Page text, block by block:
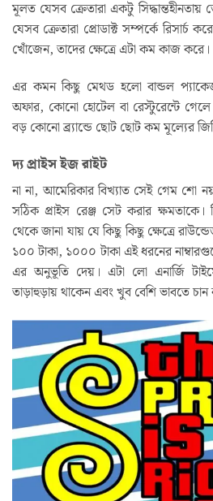
মূলত যেসব ক্রেতারা একটু
যেসব ক্রেতারা প্রোডাক্ট সম্পর্কে রিসার্চ
খোঁজেন, তাদের ক্ষেত্রে এটা কম কাজ করে।
এর কমন কিছু মেথড হলো বান্ডল
অফার, কোনো হোটেল বা রেস্টুরেন্টে গেলে
বড় কোনো ব্র‍্যান্ডে ছোট ছোট কম মূল্যের
দ্য প্রাইস ইজ রাইট
না না, আমেরিকার বিখ্যাত সেই গেম শো
সঠিক প্রাইস রেঞ্জ সেট করার ক্ষমতাকে।
থেকে জানা যায় যে কিছু কিছু ক্ষেত্রে
১০০ টাকা, ১০০০ টাকা এই ধরনের
এর অনুভূতি দেয়। এটা লো এনার্জি
তাড়াহুড়ায় থাকেন এবং খুব বেশি ভাবতে চান